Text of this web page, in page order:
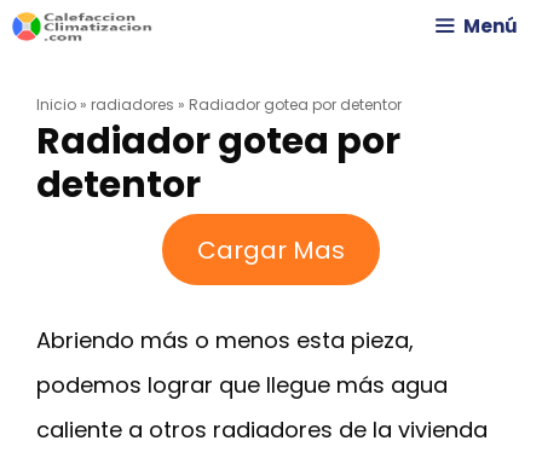
Saltar
contenido
Menú
Inicio » radiadores » Radiador gotea por detentor
Radiador gotea por
detentor
Cargar Mas
Abriendo más o menos esta pieza,
podemos lograr que llegue más agua
caliente a otros radiadores de la vivienda